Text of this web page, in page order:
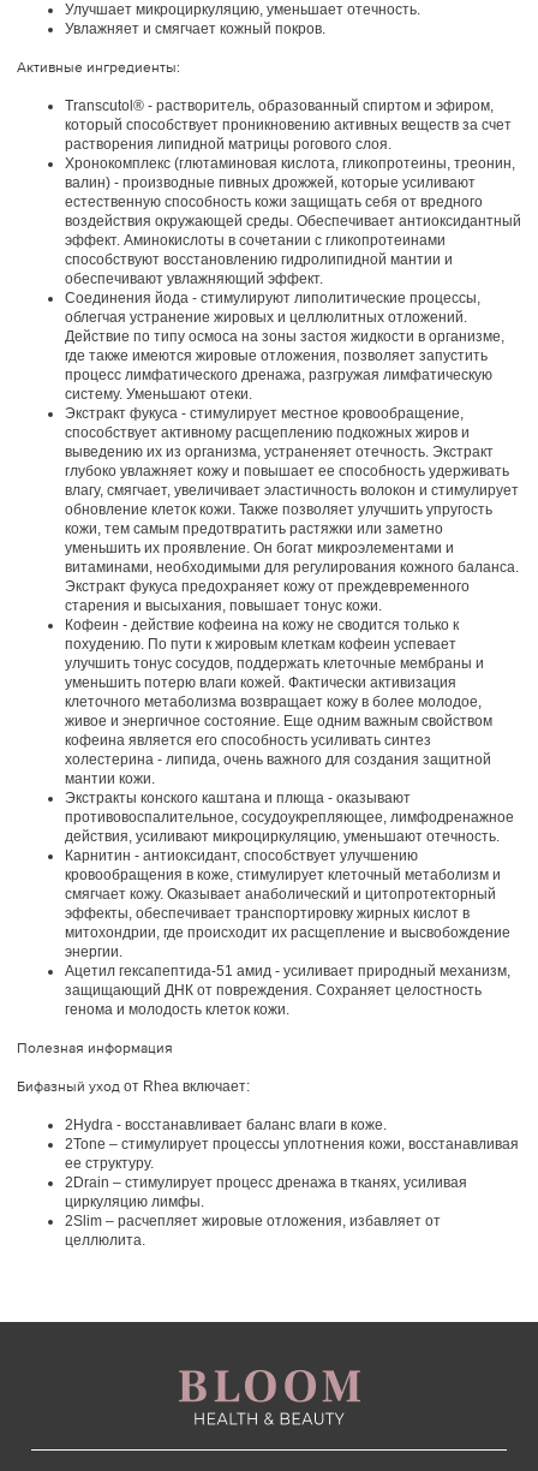
Улучшает микроциркуляцию, уменьшает отечность.
Увлажняет и смягчает кожный покров.
Активные ингредиенты:
Transcutol® - растворитель, образованный спиртом и эфиром,
который способствует проникновению активных веществ за счет
растворения липидной матрицы рогового слоя.
Хронокомплекс (глютаминовая кислота, гликопротеины, треонин,
валин) - производные пивных дрожжей, которые усиливают
естественную способность кожи защищать себя от вредного
воздействия окружающей среды. Обеспечивает антиоксидантный
эффект. Аминокислоты в сочетании с гликопротеинами
способствуют восстановлению гидролипидной мантии и
обеспечивают увлажняющий эффект.
Соединения йода - стимулируют липолитические процессы,
облегчая устранение жировых и целлюлитных отложений.
Действие по типу осмоса на зоны застоя жидкости в организме,
где также имеются жировые отложения, позволяет запустить
процесс лимфатического дренажа, разгружая лимфатическую
систему. Уменьшают отеки.
Экстракт фукуса - стимулирует местное кровообращение,
способствует активному расщеплению подкожных жиров и
выведению их из организма, устраненяет отечность. Экстракт
глубоко увлажняет кожу и повышает ее способность удерживать
влагу, смягчает, увеличивает эластичность волокон и стимулирует
обновление клеток кожи. Также позволяет улучшить упругость
кожи, тем самым предотвратить растяжки или заметно
уменьшить их проявление. Он богат микроэлементами и
витаминами, необходимыми для регулирования кожного баланса.
Экстракт фукуса предохраняет кожу от преждевременного
старения и высыхания, повышает тонус кожи.
Кофеин - действие кофеина на кожу не сводится только к
похудению. По пути к жировым клеткам кофеин успевает
улучшить тонус сосудов, поддержать клеточные мембраны и
уменьшить потерю влаги кожей. Фактически активизация
клеточного метаболизма возвращает кожу в более молодое,
живое и энергичное состояние. Еще одним важным свойством
кофеина является его способность усиливать синтез
холестерина - липида, очень важного для создания защитной
мантии кожи.
Экстракты конского каштана и плюща - оказывают
противовоспалительное, сосудоукрепляющее, лимфодренажное
действия, усиливают микроциркуляцию, уменьшают отечность.
Карнитин - антиоксидант, способствует улучшению
кровообращения в коже, стимулирует клеточный метаболизм и
смягчает кожу. Оказывает анаболический и цитопротекторный
эффекты, обеспечивает транспортировку жирных кислот в
митохондрии, где происходит их расщепление и высвобождение
энергии.
Ацетил гексапептида-51 амид - усиливает природный механизм,
защищающий ДНК от повреждения. Сохраняет целостность
генома и молодость клеток кожи.
Полезная информация
Бифазный уход от Rhea включает:
2Hydra - восстанавливает баланс влаги в коже.
2Tone – стимулирует процессы уплотнения кожи, восстанавливая
ее структуру.
2Drain – стимулирует процесс дренажа в тканях, усиливая
циркуляцию лимфы.
2Slim – расчепляет жировые отложения, избавляет от
целлюлита.